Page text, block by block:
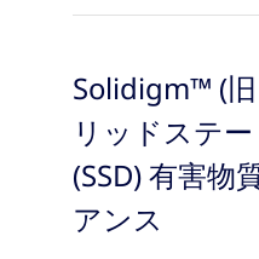
Solidigm™ (
リッドステ
(SSD) 有害物
アンス